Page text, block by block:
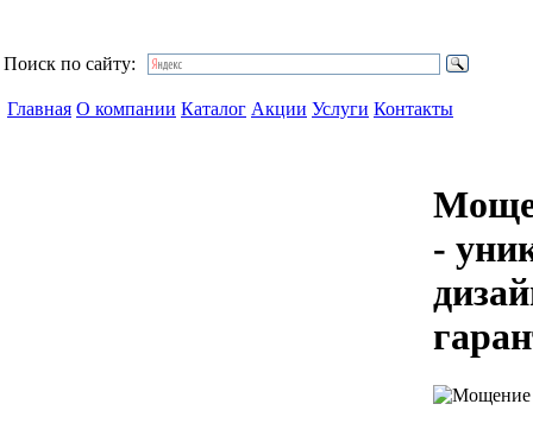
Поиск по сайту:
Главная О компании Каталог Акции Услуги Контакты
-